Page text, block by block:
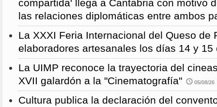
compartida' llega a Cantabria con motivo
las relaciones diplomáticas entre ambos
La XXXI Feria Internacional del Queso de
elaboradores artesanales los días 14 y 15
La UIMP reconoce la trayectoria del
XVII galardón a la "Cinematografía"
05/08/26
Cultura publica la declaración del